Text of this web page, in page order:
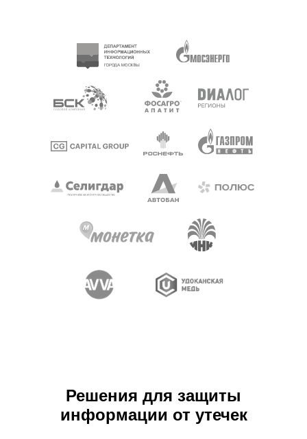
Решения для защиты
информации от утечек
85,5%
утечек происходит через digital каналы. Из